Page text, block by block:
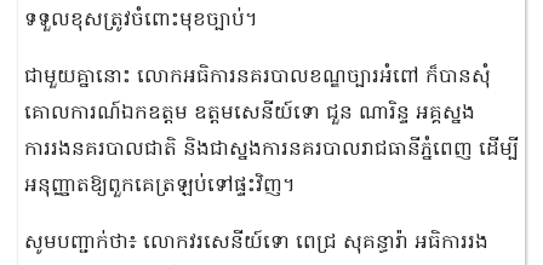
ទទួលខុសត្រូវចំពោះមុខច្បាប់។
ជាមួយគ្នានោះ លោកអធិការនគរបាលខណ្ឌច្បារអំពៅ ក៏បានសុំ
គោលការណ៍ឯកឧត្តម ឧត្តមសេនីយ៍ទោ ជួន ណារិន្ទ អគ្គស្នង
ការរងនគរបាលជាតិ និងជាស្នងការនគរបាលរាជធានីភ្នំពេញ ដើម្បី
អនុញ្ញាតឱ្យពួកគេត្រឡប់ទៅផ្ទះវិញ។
សូមបញ្ជាក់ថា៖ លោកវរសេនីយ៍ទោ ពេជ្រ សុគន្ធារ៉ា អធិការរង